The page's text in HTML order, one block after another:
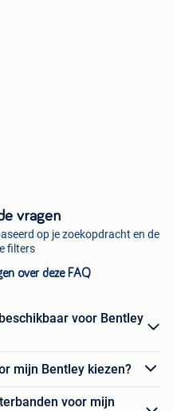
vragen
op je zoekopdracht en de
filters
over deze FAQ
voor Bentley
mijn Bentley kiezen?
voor mijn